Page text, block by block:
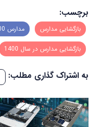
برچسب:
بازگشایی مدارس مدارس 1400
بازگشایی مدارس در سال 1400
به اشتراک گذاری مطلب: